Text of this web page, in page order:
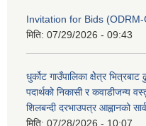
Invitation for Bids
मिति: 07/29/2026 - 09:43
धुर्कोट गाउँपालिका क्षेेत्र
पदार्थको निकासी र कवाडीजन्य
शिलबन्दी दरभाउपत्र आह्वानको
मिति: 07/28/2026 - 10:07